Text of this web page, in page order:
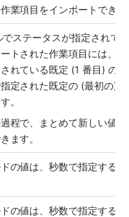
業項目をインポートできま
でステータスが指定されて
トされた作業項目には、
れている既定 (1 番目) の
定された既定の (最初の)
。
程で、まとめて新しい値を
ます。
の値は、秒数で指定する必
の値は、秒数で指定する必